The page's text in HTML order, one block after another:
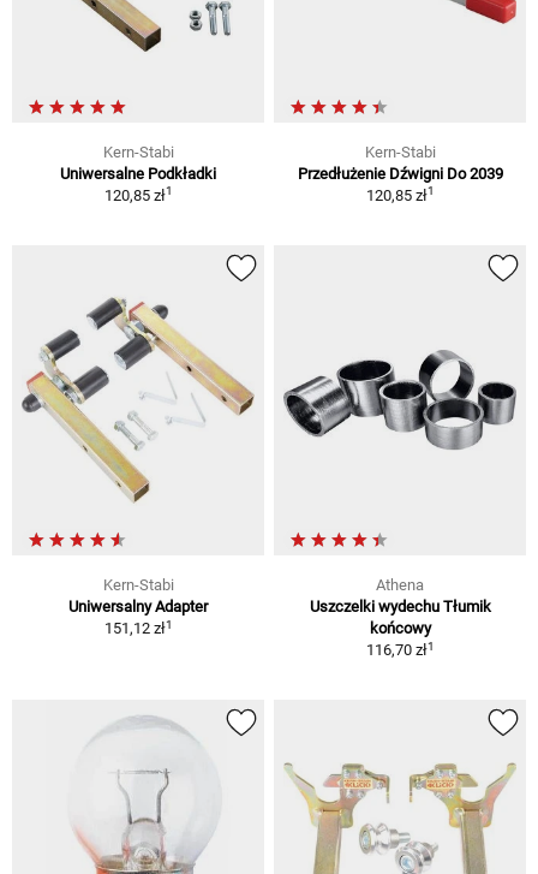
Kern-Stabi
Uniwersalne Podkładki
120,85 zł1
Kern-Stabi
Przedłużenie Dźwigni Do 2039
120,85 zł1
Kern-Stabi
Uniwersalny Adapter
151,12 zł1
Athena
Uszczelki wydechu Tłumik
końcowy
116,70 zł1